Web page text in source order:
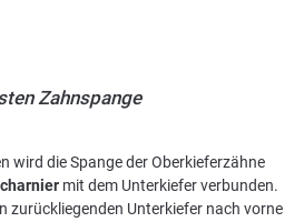
Zahnspange
wird die Spange der Oberkieferzähne
mit dem Unterkiefer verbunden.
zurückliegenden Unterkiefer nach vorne